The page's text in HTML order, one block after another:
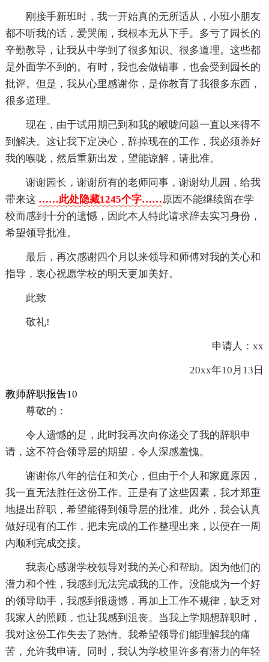
刚接手新班时，我一开始真的无所适从，小班小朋友
都不听我的话，爱哭闹，我根本无从下手。多亏了园长的
辛勤教导，让我从中学到了很多知识、很多道理。这些都
是外面学不到的。有时，我也会做错事，也会受到园长的
批评。但是，我从心里感谢你，是你教育了我很多东西，
很多道理。
现在，由于试用期已到和我的喉咙问题一直以来得不
到解决。这让我下定决心，辞掉现在的工作，我必须养好
我的喉咙，然后重新出发，望能谅解，请批准。
谢谢园长，谢谢所有的老师同事，谢谢幼儿园，给我
带来这 ……此处隐藏1245个字……原因不能继续留在学
校而感到十分的遗憾，因此本人特此请求辞去实习身份，
希望领导批准。
最后，再次感谢四个月以来领导和师傅对我的关心和
指导，衷心祝愿学校的明天更加美好。
此致
敬礼!
申请人：xx
20xx年10月13日
教师辞职报告10
尊敬的：
令人遗憾的是，此时我再次向你递交了我的辞职申
请，这不符合领导层的期望，令人深感羞愧。
谢谢你八年的信任和关心，但由于个人和家庭原因，
我一直无法胜任这份工作。正是有了这些因素，我才郑重
地提出辞职，希望能得到领导层的批准。此外，我会认真
做好现有的工作，把未完成的工作整理出来，以便在一周
内顺利完成交接。
我衷心感谢学校领导对我的关心和帮助。因为他们的
潜力和个性，我感到无法完成我的工作。没能成为一个好
的领导助手，我感到很遗憾，再加上工作不规律，缺乏对
我家人的照顾，也让我感到沮丧。当我上学期想辞职时，
我对这份工作失去了热情。我希望领导们能理解我的痛
苦，允许我申请。同时，我认为学校里许多有潜力的年轻